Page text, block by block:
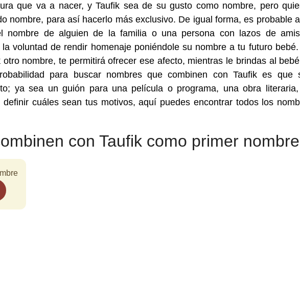
que va a nacer, y Taufik sea de su gusto como nombre, pero
nombre, para así hacerlo más exclusivo. De igual forma, es probable
nombre de alguien de la familia o una persona con lazos de
voluntad de rendir homenaje poniéndole su nombre a tu futuro
nombre, te permitirá ofrecer ese afecto, mientras le brindas al
para buscar nombres que combinen con Taufik es que
ya sea un guión para una película o programa, una obra
cuáles sean tus motivos, aquí puedes encontrar todos los
con Taufik como primer nombre